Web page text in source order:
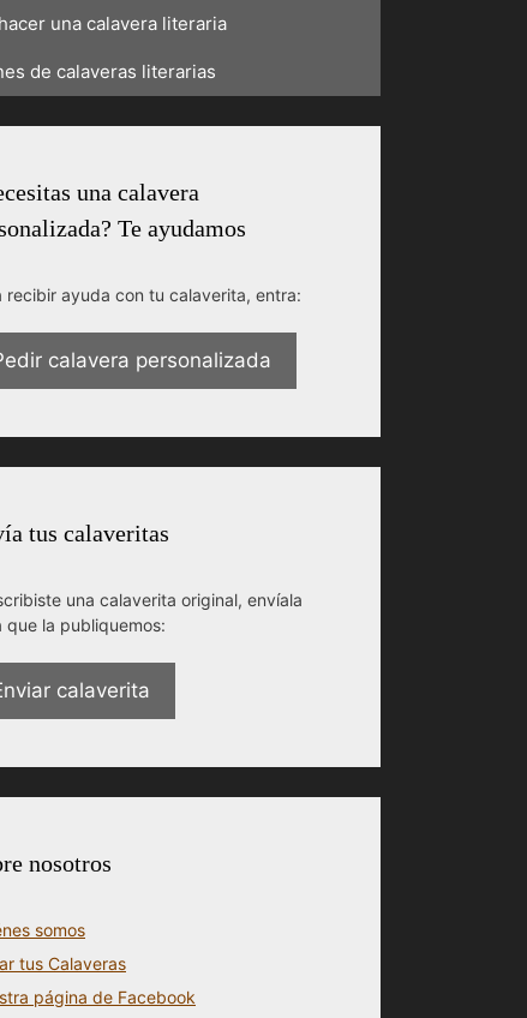
una calavera literaria
de calaveras literarias
una calavera
Te ayudamos
recibir ayuda con tu calaverita, entra:
calavera personalizada
tus calaveritas
una calaverita original, envíala
que la publiquemos:
calaverita
nosotros
somos
tus Calaveras
página de Facebook